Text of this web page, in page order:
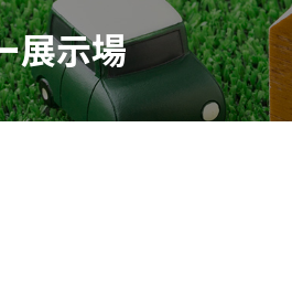
展示場